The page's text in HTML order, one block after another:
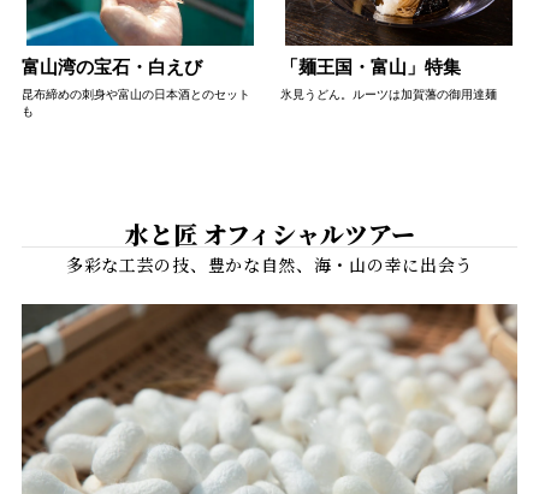
富山湾の宝石・白えび
昆布締めの刺身や富山の日本酒とのセット
も
「麺王国・富山」特集
氷見うどん。ルーツは加賀藩の御用達麺
水と匠 オフィシャルツアー